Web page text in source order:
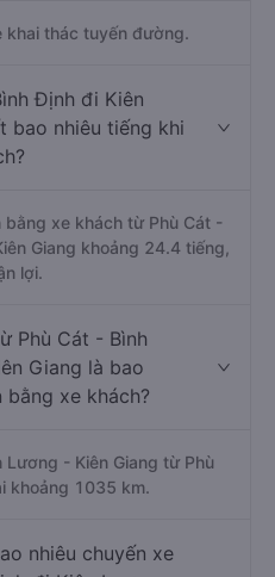
khai thác tuyến đường.
Định đi Kiên
bao nhiêu tiếng khi
xe khách từ Phù Cát -
Giang khoảng 24.4 tiếng,
lợi.
Phù Cát - Bình
Giang là bao
bằng xe khách?
- Kiên Giang từ Phù
khoảng 1035 km.
nhiêu chuyến xe